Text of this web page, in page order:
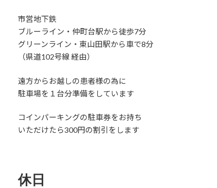
市営地下鉄
ブルーライン・仲町台駅から徒歩7分
グリーンライン・東山田駅から車で8分
（県道102号線 経由）
遠方からお越しの患者様の為に
駐車場を１台分準備をしています
コインパーキングの駐車券をお持ち
いただけたら300円の割引をします
休日